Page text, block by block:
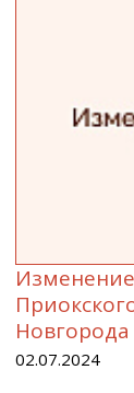
Новгорода
02.07.2024